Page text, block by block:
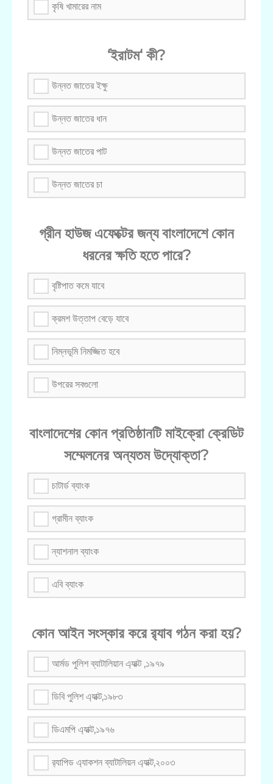
কৃষি খামারের নাম
‘ইরাটম‘ কী?
উন্নত জাতের ইক্ষু
উন্নত জাতের ধান
উন্নত জাতের পাট
উন্নত জাতের চা
গ্রীন হাউজ এফেক্টের জন্য বাংলাদেশে কোন
ধরনের ক্ষতি হতে পারে?
বৃষ্টিপাত কমে যাবে
ক্রমশ উত্তাপ বেড়ে যাবে
নিম্নভূমি নিমজ্জিত হবে
উপরের সবগুলো
বাংলাদেশের কোন প্রতিষ্ঠানটি মাইক্রো ক্রেডিট
সম্মেলনের অন্যতম উদ্যোক্তা?
চাটার্ড ব্যাংক
গ্রামীন ব্যাংক
ন্যাশনাল ব্যাংক
এবি ব্যাংক
কোন আইন সংস্কার করে র‌্যাব গঠন করা হয়?
আর্মড পুলিশ ব্যাটালিয়ান এ্যাক্ট ,১৯৭৯
ডিবি পুলিশ এ্যাক্ট,১৯৮৩
ডিএমপি এ্যাক্ট,১৯৭৬
র‌্যাপিড এ্যাকশন ব্যাটালিয়ন এ্যাক্ট,২০০৩